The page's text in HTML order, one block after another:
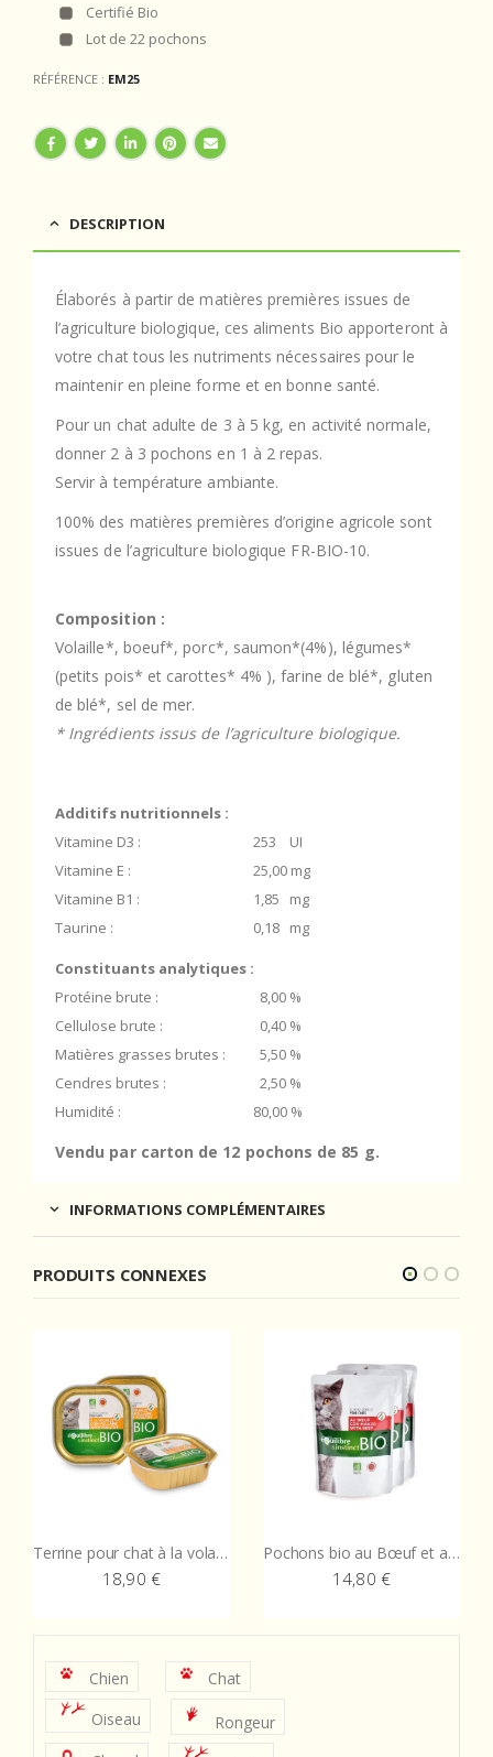
Certifié Bio
Lot de 22 pochons
RÉFÉRENCE : EM25
DESCRIPTION
Élaborés à partir de matières premières issues de
l’agriculture biologique, ces aliments Bio apporteront à
votre chat tous les nutriments nécessaires pour le
maintenir en pleine forme et en bonne santé.
Pour un chat adulte de 3 à 5 kg, en activité normale,
donner 2 à 3 pochons en 1 à 2 repas.
Servir à température ambiante.
100% des matières premières d’origine agricole sont
issues de l’agriculture biologique FR-BIO-10.
Composition :
Volaille*, boeuf*, porc*, saumon*(4%), légumes*
(petits pois* et carottes* 4% ), farine de blé*, gluten
de blé*, sel de mer.
* Ingrédients issus de l’agriculture biologique.
Additifs nutritionnels :
Vitamine D3 :
253 UI
Vitamine E :
25,00 mg
Vitamine B1 :
1,85 mg
Taurine :
0,18 mg
Constituants analytiques :
Protéine brute :
8,00 %
Cellulose brute :
0,40 %
Matières grasses brutes :
5,50 %
Cendres brutes :
2,50 %
Humidité :
80,00 %
Vendu par carton de 12 pochons de 85 g.
INFORMATIONS COMPLÉMENTAIRES
PRODUITS CONNEXES
Terrine pour chat à la volaille et aux légumes Bio
18,90 €
Pochons bio au Bœuf et aux légumes
14,80 €
Chien
Chat
Oiseau
Rongeur